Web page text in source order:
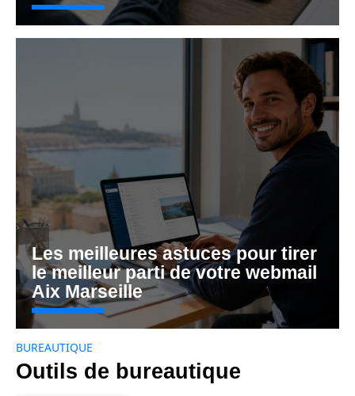
Les meilleures astuces pour tirer
le meilleur parti de votre webmail
Aix Marseille
BUREAUTIQUE
Outils de bureautique